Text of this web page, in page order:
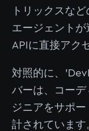
トリックスな
エージェント
APIに直接アク
対照的に、
バーは、コー
ジニアをサポ
計されています